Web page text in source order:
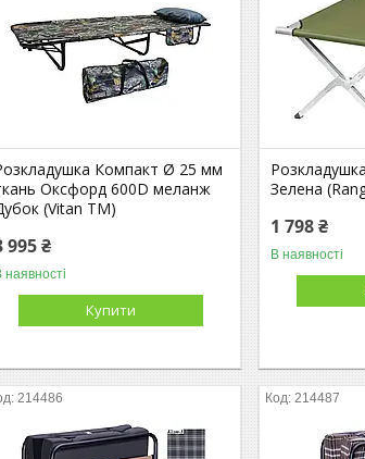
Компакт Ø 25 мм
Оксфорд 600D меланж
(Vitan ТМ)
995 ₴
наявності
Купити
Зелена
1 798 ₴
В наявності
214486 214487